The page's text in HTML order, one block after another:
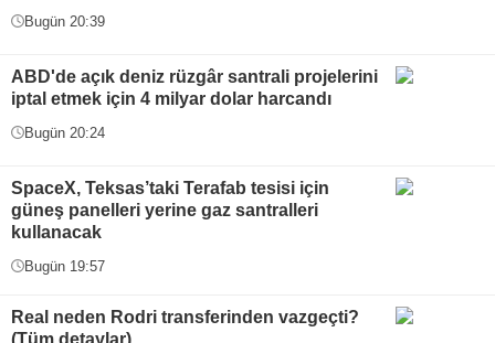
Bugün 20:39
ABD'de açık deniz rüzgâr santrali projelerini
iptal etmek için 4 milyar dolar harcandı
Bugün 20:24
SpaceX, Teksas’taki Terafab tesisi için
güneş panelleri yerine gaz santralleri
kullanacak
Bugün 19:57
Real neden Rodri transferinden vazgeçti?
(Tüm detaylar)